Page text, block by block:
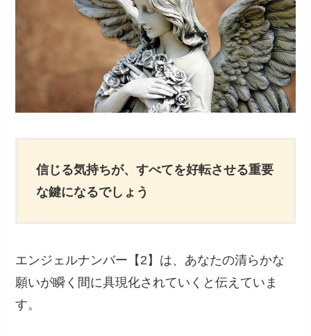
信じる気持ちが、すべてを好転させる重要
な鍵になるでしょう
エンジェルナンバー【2】は、あなたの清らかな
願いが瞬く間に具現化されていくと伝えていま
す。